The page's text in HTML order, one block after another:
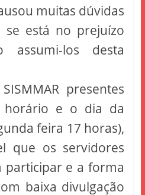
muitas dúvidas
se está no prejuízo
los desta
presentes
horário e o dia da
feira 17 horas),
que os servidores
participar e a forma
baixa divulgação